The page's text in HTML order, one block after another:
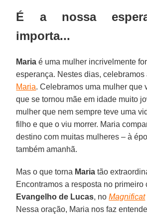
É a nossa
importa...
Maria é uma mulher incrivelmente
esperança. Nestes dias,
Maria. Celebramos uma mulher que
que se tornou mãe em idade muito
mulher que nem sempre teve uma
filho e que o viu morrer. Maria
destino com muitas mulheres – à
também amanhã.
Mas o que torna Maria tão
Encontramos a resposta no primeiro
Evangelho de Lucas, noMagnificat
Nessa oração, Maria nos faz